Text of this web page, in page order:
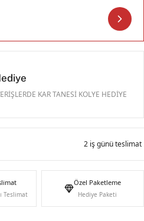
KAR TANESİ KOLYE HEDİYE
2 iş günü teslimat
Teslimat
Özel Paketleme
Hediye Paketi